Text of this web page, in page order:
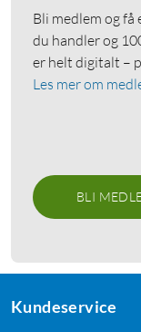
Bli medlem og få
du handler og
er helt digitalt –
Les mer om
BLI
Kundeservice